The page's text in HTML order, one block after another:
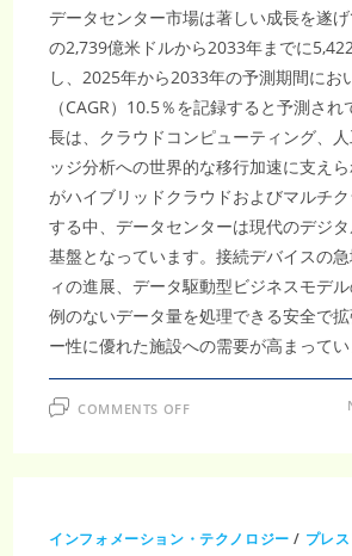
を
維
持
し、
2033
年
に
5,422
億
米
ド
ル
規
模
へ
到
達
データセンター市場は著しい成長を遂
の2,739億米ドルから2033年までに
し、2025年から2033年の予測期間にお
（CAGR）10.5％を記録すると予測さ
長は、クラウドコンピューティング、
ッジ分析への世界的な移行加速に支え
がハイブリッドクラウドおよびマルチ
する中、データセンターは現代のデジ
基盤となっています。接続デバイスの
ィの進展、データ駆動型ビジネスモデ
例のないデータ量を処理できる安全で
ー性に優れた施設への需要が高まってい
COMMENTS OFFON
市
場
インフォメーション・テクノロジー / プレ